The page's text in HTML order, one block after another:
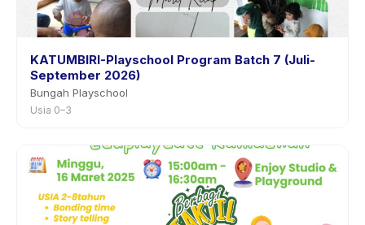
KATUMBIRI-Playschool Program Batch 7 (Juli-
September 2026)
Bungah Playschool
Usia 0–3